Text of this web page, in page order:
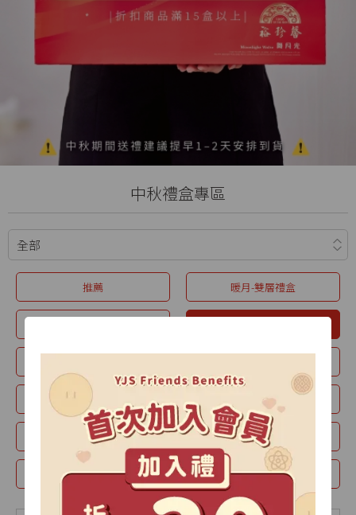
中秋禮盒專區
推薦 暖月-雙層禮盒
紫玉酥 時光-精裝禮盒
蛋黃酥 綠豆椪
牛奶酥 經典款禮盒